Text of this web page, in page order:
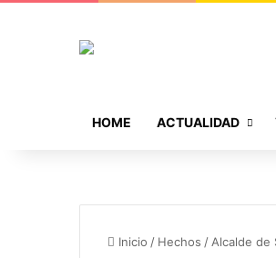
HOME ACTUALIDAD
Inicio / Hechos / Alcalde de